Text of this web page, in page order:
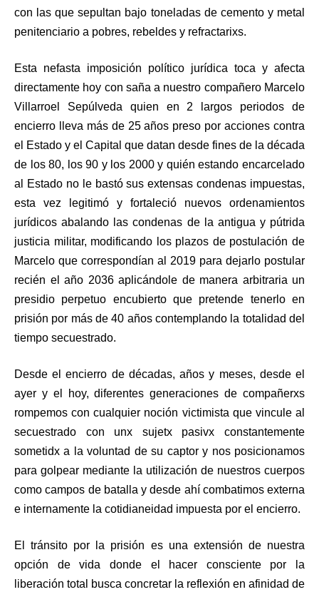
con las que sepultan bajo toneladas de cemento y metal
penitenciario a pobres, rebeldes y refractarixs.
Esta nefasta imposición político jurídica toca y afecta
directamente hoy con saña a nuestro compañero Marcelo
Villarroel Sepúlveda quien en 2 largos periodos de
encierro lleva más de 25 años preso por acciones contra
el Estado y el Capital que datan desde fines de la década
de los 80, los 90 y los 2000 y quién estando encarcelado
al Estado no le bastó sus extensas condenas impuestas,
esta vez legitimó y fortaleció nuevos ordenamientos
jurídicos abalando las condenas de la antigua y pútrida
justicia militar, modificando los plazos de postulación de
Marcelo que correspondían al 2019 para dejarlo postular
recién el año 2036 aplicándole de manera arbitraria un
presidio perpetuo encubierto que pretende tenerlo en
prisión por más de 40 años contemplando la totalidad del
tiempo secuestrado.
Desde el encierro de décadas, años y meses, desde el
ayer y el hoy, diferentes generaciones de compañerxs
rompemos con cualquier noción victimista que vincule al
secuestrado con unx sujetx pasivx constantemente
sometidx a la voluntad de su captor y nos posicionamos
para golpear mediante la utilización de nuestros cuerpos
como campos de batalla y desde ahí combatimos externa
e internamente la cotidianeidad impuesta por el encierro.
El tránsito por la prisión es una extensión de nuestra
opción de vida donde el hacer consciente por la
liberación total busca concretar la reflexión en afinidad de